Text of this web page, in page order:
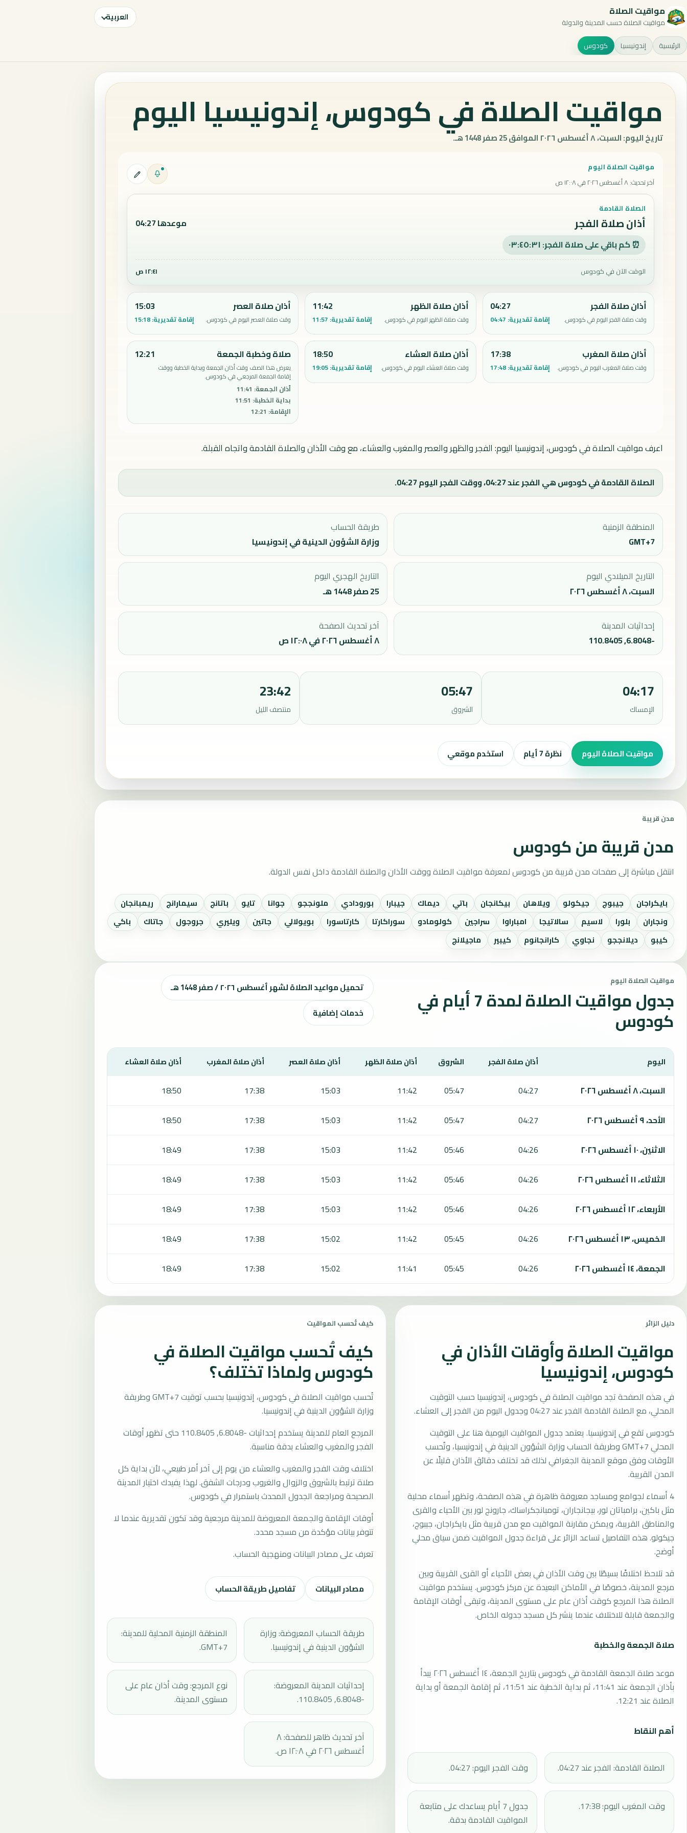
مواقيت الصلاة
مواقيت الصلاة حسب المدينة والدولة العربية
الرئيسية إندونيسيا كودوس
مواقيت الصلاة في كودوس، إندونيسيا اليوم
تاريخ اليوم: السبت، ٨ أغسطس ٢٠٢٦ الموافق 25 صفر 1448 هـ.
مواقيت الصلاة اليوم
آخر تحديث:٨ أغسطس ٢٠٢٦ في ١٢:٠٨ ص
الصلاة القادمة
أذان صلاة الفجر موعدها 04:27
⏰ كم باقي على صلاة الفجر: ٠٣:٤٥:٣٠
الوقت الآن في كودوس ١٢:٤١ ص
أذان صلاة الفجر
وقت صلاة الفجر اليوم في كودوس.
04:27
إقامة تقديرية: 04:47
أذان صلاة الظهر
وقت صلاة الظهر اليوم في كودوس.
11:42
إقامة تقديرية: 11:57
أذان صلاة العصر
وقت صلاة العصر اليوم في كودوس.
15:03
إقامة تقديرية:15:18
أذان صلاة المغرب
وقت صلاة المغرب اليوم في كودوس.
17:38
إقامة تقديرية:17:48
أذان صلاة العشاء
وقت صلاة العشاء اليوم في كودوس.
18:50
إقامة تقديرية:19:05
صلاة وخطبة الجمعة
يعرض هذا الصف وقت أذان الجمعة وبداية الخطبة ووقت
إقامة الجمعة المرجعي في كودوس.
أذان الجمعة:
11:41
بداية الخطبة:
11:51
الإقامة:
12:21
12:21
اعرف مواقيت الصلاة في كودوس، إندونيسيا اليوم: الفجر والظهر والعصر والمغرب والعشاء، مع وقت الأذان والصلاة القادمة واتجاه القبلة.
الصلاة القادمة في كودوس هي الفجر عند 04:27، ووقت الفجر اليوم 04:27.
المنطقة الزمنية
GMT+7
طريقة الحساب
وزارة الشؤون الدينية في إندونيسيا
التاريخ الميلادي اليوم
السبت، ٨ أغسطس ٢٠٢٦
التاريخ الهجري اليوم
25 صفر 1448 هـ
إحداثيات المدينة
-6.8048, 110.8405
آخر تحديث الصفحة
٨ أغسطس ٢٠٢٦ في ١٢:٠٨ ص
04:17
الإمساك
05:47
الشروق
23:42
منتصف الليل
مواقيت الصلاة اليوم نظرة 7 أيام استخدم موقعي
مدن قريبة
مدن قريبة من كودوس
انتقل مباشرة إلى صفحات مدن قريبة من كودوس لمعرفة مواقيت الصلاة ووقت الأذان والصلاة القادمة داخل نفس الدولة.
بايكراجان جيبوج جيكولو ويلاهان بيكانجان باتي ديماك جيبارا بورودادي ملونججو جوانا تايو باتانج سيمارانج
ريمبانجان
ونجاران
بلورا لاسيم سالاتيجا امباراوا سراجين كولومادو سوراكارتا كارتاسورا بويولالي جاتين ويليري جروجول جاتاك
باكي
كيبو
ديلانججو نجاوي كارانجانوم كيبير ماجيلانج
مواقيت الصلاة اليوم
جدول مواقيت الصلاة لمدة 7 أيام في
كودوس
تحميل مواعيد الصلاة لشهر أغسطس ٢٠٢٦ / صفر 1448 هـ
خدمات إضافية
يعرض هذا الجدول مواقيت الصلاة لمدة 7 أيام في كودوس، بما يشمل الفجر والشروق والظهر والعصر والمغرب والعشاء.
اليوم أذان صلاة الفجر الشروق أذان صلاة الظهر أذان صلاة العصر أذان صلاة المغرب أذان صلاة العشاء
السبت، ٨ أغسطس ٢٠٢٦ 04:27
05:47
11:42
15:03
17:38
18:50
الأحد، ٩ أغسطس ٢٠٢٦
04:27
05:47
11:42
15:03
17:38
18:50
الاثنين، ١٠ أغسطس ٢٠٢٦
04:26
05:46
11:42
15:03
17:38
18:49
الثلاثاء، ١١ أغسطس ٢٠٢٦
04:26
05:46
11:42
15:03
17:38
18:49
الأربعاء، ١٢ أغسطس ٢٠٢٦
04:26
05:46
11:42
15:03
17:38
18:49
الخميس، ١٣ أغسطس ٢٠٢٦
04:26
05:45
11:42
15:02
17:38
18:49
الجمعة، ١٤ أغسطس ٢٠٢٦
04:26
05:45
11:41
15:02
17:38
18:49
دليل الزائر
مواقيت الصلاة وأوقات الأذان في
كودوس، إندونيسيا
في هذه الصفحة تجد مواقيت الصلاة في كودوس، إندونيسيا حسب التوقيت
المحلي، مع الصلاة القادمة الفجر عند 04:27 وجدول اليوم من الفجر إلى العشاء.
كودوس تقع في إندونيسيا. يعتمد جدول المواقيت اليومية هنا على التوقيت
المحلي GMT+7 وطريقة الحساب وزارة الشؤون الدينية في إندونيسيا، وتُحسب
الأوقات وفق موقع المدينة الجغرافي لذلك قد تختلف دقائق الأذان قليلًا عن
المدن القريبة.
4 أسماء لجوامع ومساجد معروفة ظاهرة في هذه الصفحة، وتظهر أسماء محلية
مثل باكين، برامباتان لور، بيجانجاران، تومبانجكراساك، جارونج لور بين الأحياء والقرى
والمناطق القريبة، ويمكن مقارنة المواقيت مع مدن قريبة مثل بايكراجان، جيبوج،
جيكولو. هذه التفاصيل تساعد الزائر على قراءة جدول المواقيت ضمن سياق محلي
أوضح.
قد تلاحظ اختلافًا بسيطًا بين وقت الأذان في بعض الأحياء أو القرى القريبة وبين
مرجع المدينة، خصوصًا في الأماكن البعيدة عن مركز كودوس. يستخدم مواقيت
الصلاة هذا المرجع كوقت أذان عام على مستوى المدينة، وتبقى أوقات الإقامة
والجمعة قابلة للاختلاف عندما ينشر كل مسجد جدوله الخاص.
صلاة الجمعة والخطبة
موعد صلاة الجمعة القادمة في كودوس بتاريخ الجمعة، ١٤ أغسطس ٢٠٢٦ يبدأ
بأذان الجمعة عند 11:41، ثم بداية الخطبة عند 11:51، ثم إقامة الجمعة أو بداية
الصلاة عند 12:21.
أهم النقاط
الصلاة القادمة: الفجر عند 04:27. وقت الفجر اليوم: 04:27.
وقت المغرب اليوم: 17:38.
جدول 7 أيام يساعدك على متابعة
المواقيت القادمة بدقة.
كيف تُحسب المواقيت
كيف تُحسب مواقيت الصلاة في
كودوس ولماذا تختلف؟
تُحسب مواقيت الصلاة في كودوس، إندونيسيا بحسب توقيت GMT+7 وطريقة
وزارة الشؤون الدينية في إندونيسيا.
المرجع العام للمدينة يستخدم إحداثيات -6.8048, 110.8405 حتى تظهر أوقات
الفجر والمغرب والعشاء بدقة مناسبة.
اختلاف وقت الفجر والمغرب والعشاء من يوم إلى آخر أمر طبيعي، لأن بداية كل
صلاة ترتبط بالشروق والزوال والغروب ودرجات الشفق. لهذا يفيدك اختيار المدينة
الصحيحة ومراجعة الجدول المحدث باستمرار في كودوس.
أوقات الإقامة والجمعة المعروضة للمدينة مرجعية وقد تكون تقديرية عندما لا
تتوفر بيانات مؤكدة من مسجد محدد.
تعرف على مصادر البيانات ومنهجية الحساب.
مصادر البيانات تفاصيل طريقة الحساب
طريقة الحساب المعروضة: وزارة
الشؤون الدينية في إندونيسيا.
المنطقة الزمنية المحلية للمدينة:
GMT+7.
إحداثيات المدينة المعروضة:
-6.8048, 110.8405.
نوع المرجع: وقت أذان عام على
مستوى المدينة.
آخر تحديث ظاهر للصفحة: ٨
أغسطس ٢٠٢٦ في ١٢:٠٨ ص.